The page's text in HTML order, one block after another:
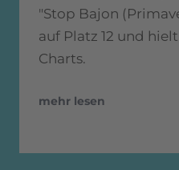
"Stop Bajon
auf Platz 12 und
Charts.
mehr lesen